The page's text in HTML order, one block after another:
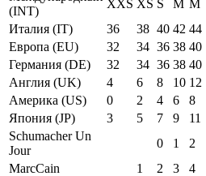
(INT)
XXS XS S M M
Италия (IT)
36 38 40 42 44
Европа (EU)
32 34 36 38 40
Германия (DE)
32 34 36 38 40
Англия (UK)
4 6 8 10 12
Америка (US)
0 2 4 6 8
Япония (JP)
3 5 7 9 11
Schumacher Un
Jour
0 1 2
MarcCain
1 2 3 4